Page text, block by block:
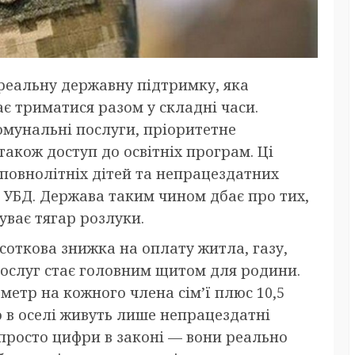
державну підтримку, яка
триматися разом у складні часи.
послуги, пріоритетне
доступ до освітніх програм. Ці
дітей та непрацездатних
Держава таким чином дбає про тих,
тягар розлуки.
знижка на оплату житла, газу,
стає головним щитом для родини.
на кожного члена сім’ї плюс 10,5
оселі живуть лише непрацездатні
цифри в законі — вони реально